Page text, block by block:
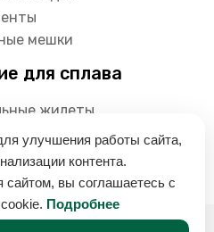
мешки
для сплава
жилеты
улучшения работы сайта,
контента.
сайтом, вы соглашаетесь с
Подробнее